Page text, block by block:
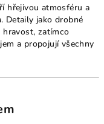
hřejivou atmosféru a
Detaily jako drobné
zatímco
a propojují všechny